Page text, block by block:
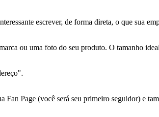
escrever, de forma direta, o que sua
ou uma foto do seu produto. O tamanho
Page (você será seu primeiro seguidor) e